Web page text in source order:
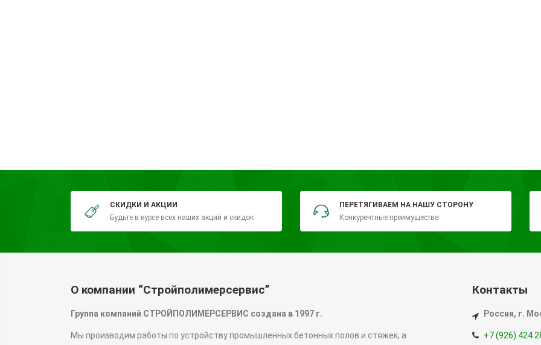
СКИДКИ И АКЦИИ
Будьте в курсе всех наших акций и скидок
ПЕРЕТЯГИВАЕМ НА НАШУ СТОРОНУ
Конкурентные преимущества
Контакты
Россия, г.
+7 (926) 424
О компании “Стройполимерсервис”
Группа компаний СТРОЙПОЛИМЕРСЕРВИС создана в 1997 г.
Мы производим работы по устройству промышленных бетонных полов и стяжек, а